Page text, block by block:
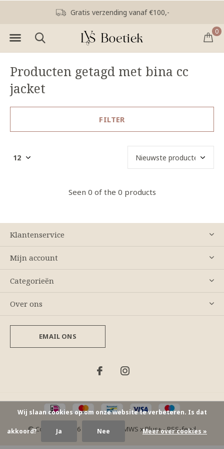
0
Gratis verzending vanaf €100,-
Producten getagd met bina cc
jacket
FILTER
Seen 0 of the 0 products
Klantenservice
Mijn account
Categorieën
Over ons
EMAIL ONS
© Copyright 2026 - Theme By DMWS xPlus+-RSS-feed
Wij slaan cookies op om onze website te verbeteren. Is dat
akkoord? Ja Nee Meer over cookies »